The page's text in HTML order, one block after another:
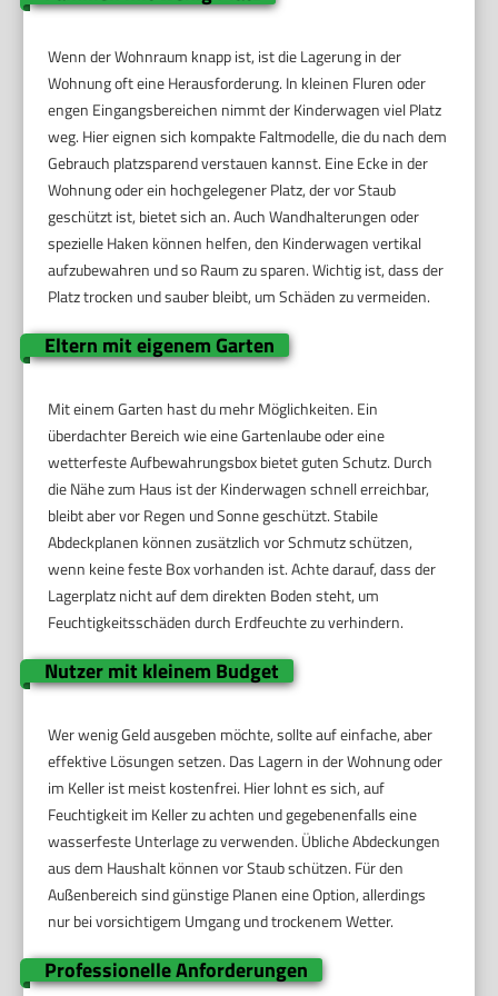
Wenn der Wohnraum knapp ist, ist die Lagerung in der
Wohnung oft eine Herausforderung. In kleinen Fluren oder
engen Eingangsbereichen nimmt der Kinderwagen viel Platz
weg. Hier eignen sich kompakte Faltmodelle, die du nach dem
Gebrauch platzsparend verstauen kannst. Eine Ecke in der
Wohnung oder ein hochgelegener Platz, der vor Staub
geschützt ist, bietet sich an. Auch Wandhalterungen oder
spezielle Haken können helfen, den Kinderwagen vertikal
aufzubewahren und so Raum zu sparen. Wichtig ist, dass der
Platz trocken und sauber bleibt, um Schäden zu vermeiden.
Eltern mit eigenem Garten
Mit einem Garten hast du mehr Möglichkeiten. Ein
überdachter Bereich wie eine Gartenlaube oder eine
wetterfeste Aufbewahrungsbox bietet guten Schutz. Durch
die Nähe zum Haus ist der Kinderwagen schnell erreichbar,
bleibt aber vor Regen und Sonne geschützt. Stabile
Abdeckplanen können zusätzlich vor Schmutz schützen,
wenn keine feste Box vorhanden ist. Achte darauf, dass der
Lagerplatz nicht auf dem direkten Boden steht, um
Feuchtigkeitsschäden durch Erdfeuchte zu verhindern.
Nutzer mit kleinem Budget
Wer wenig Geld ausgeben möchte, sollte auf einfache, aber
effektive Lösungen setzen. Das Lagern in der Wohnung oder
im Keller ist meist kostenfrei. Hier lohnt es sich, auf
Feuchtigkeit im Keller zu achten und gegebenenfalls eine
wasserfeste Unterlage zu verwenden. Übliche Abdeckungen
aus dem Haushalt können vor Staub schützen. Für den
Außenbereich sind günstige Planen eine Option, allerdings
nur bei vorsichtigem Umgang und trockenem Wetter.
Professionelle Anforderungen